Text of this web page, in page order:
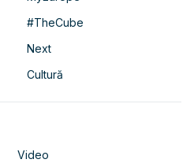
#TheCube
Next
Cultură
Video